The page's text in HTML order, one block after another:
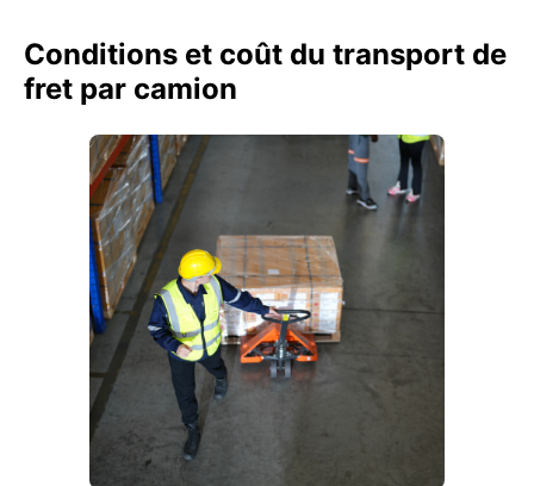
Conditions et coût du transport de
fret par camion